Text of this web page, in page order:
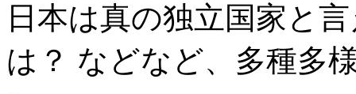
日本は真の独立国家と
は？ などなど、多種多